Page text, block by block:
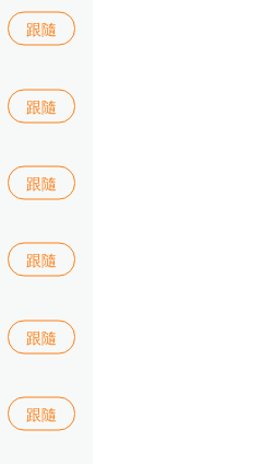
跟隨
跟隨
跟隨
跟隨
跟隨
跟隨